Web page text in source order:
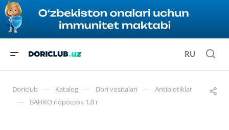
RU
Doriclub — Katalog — Dori vositalari — Antibiotiklar
— ВАНКО порошок 1,0 г